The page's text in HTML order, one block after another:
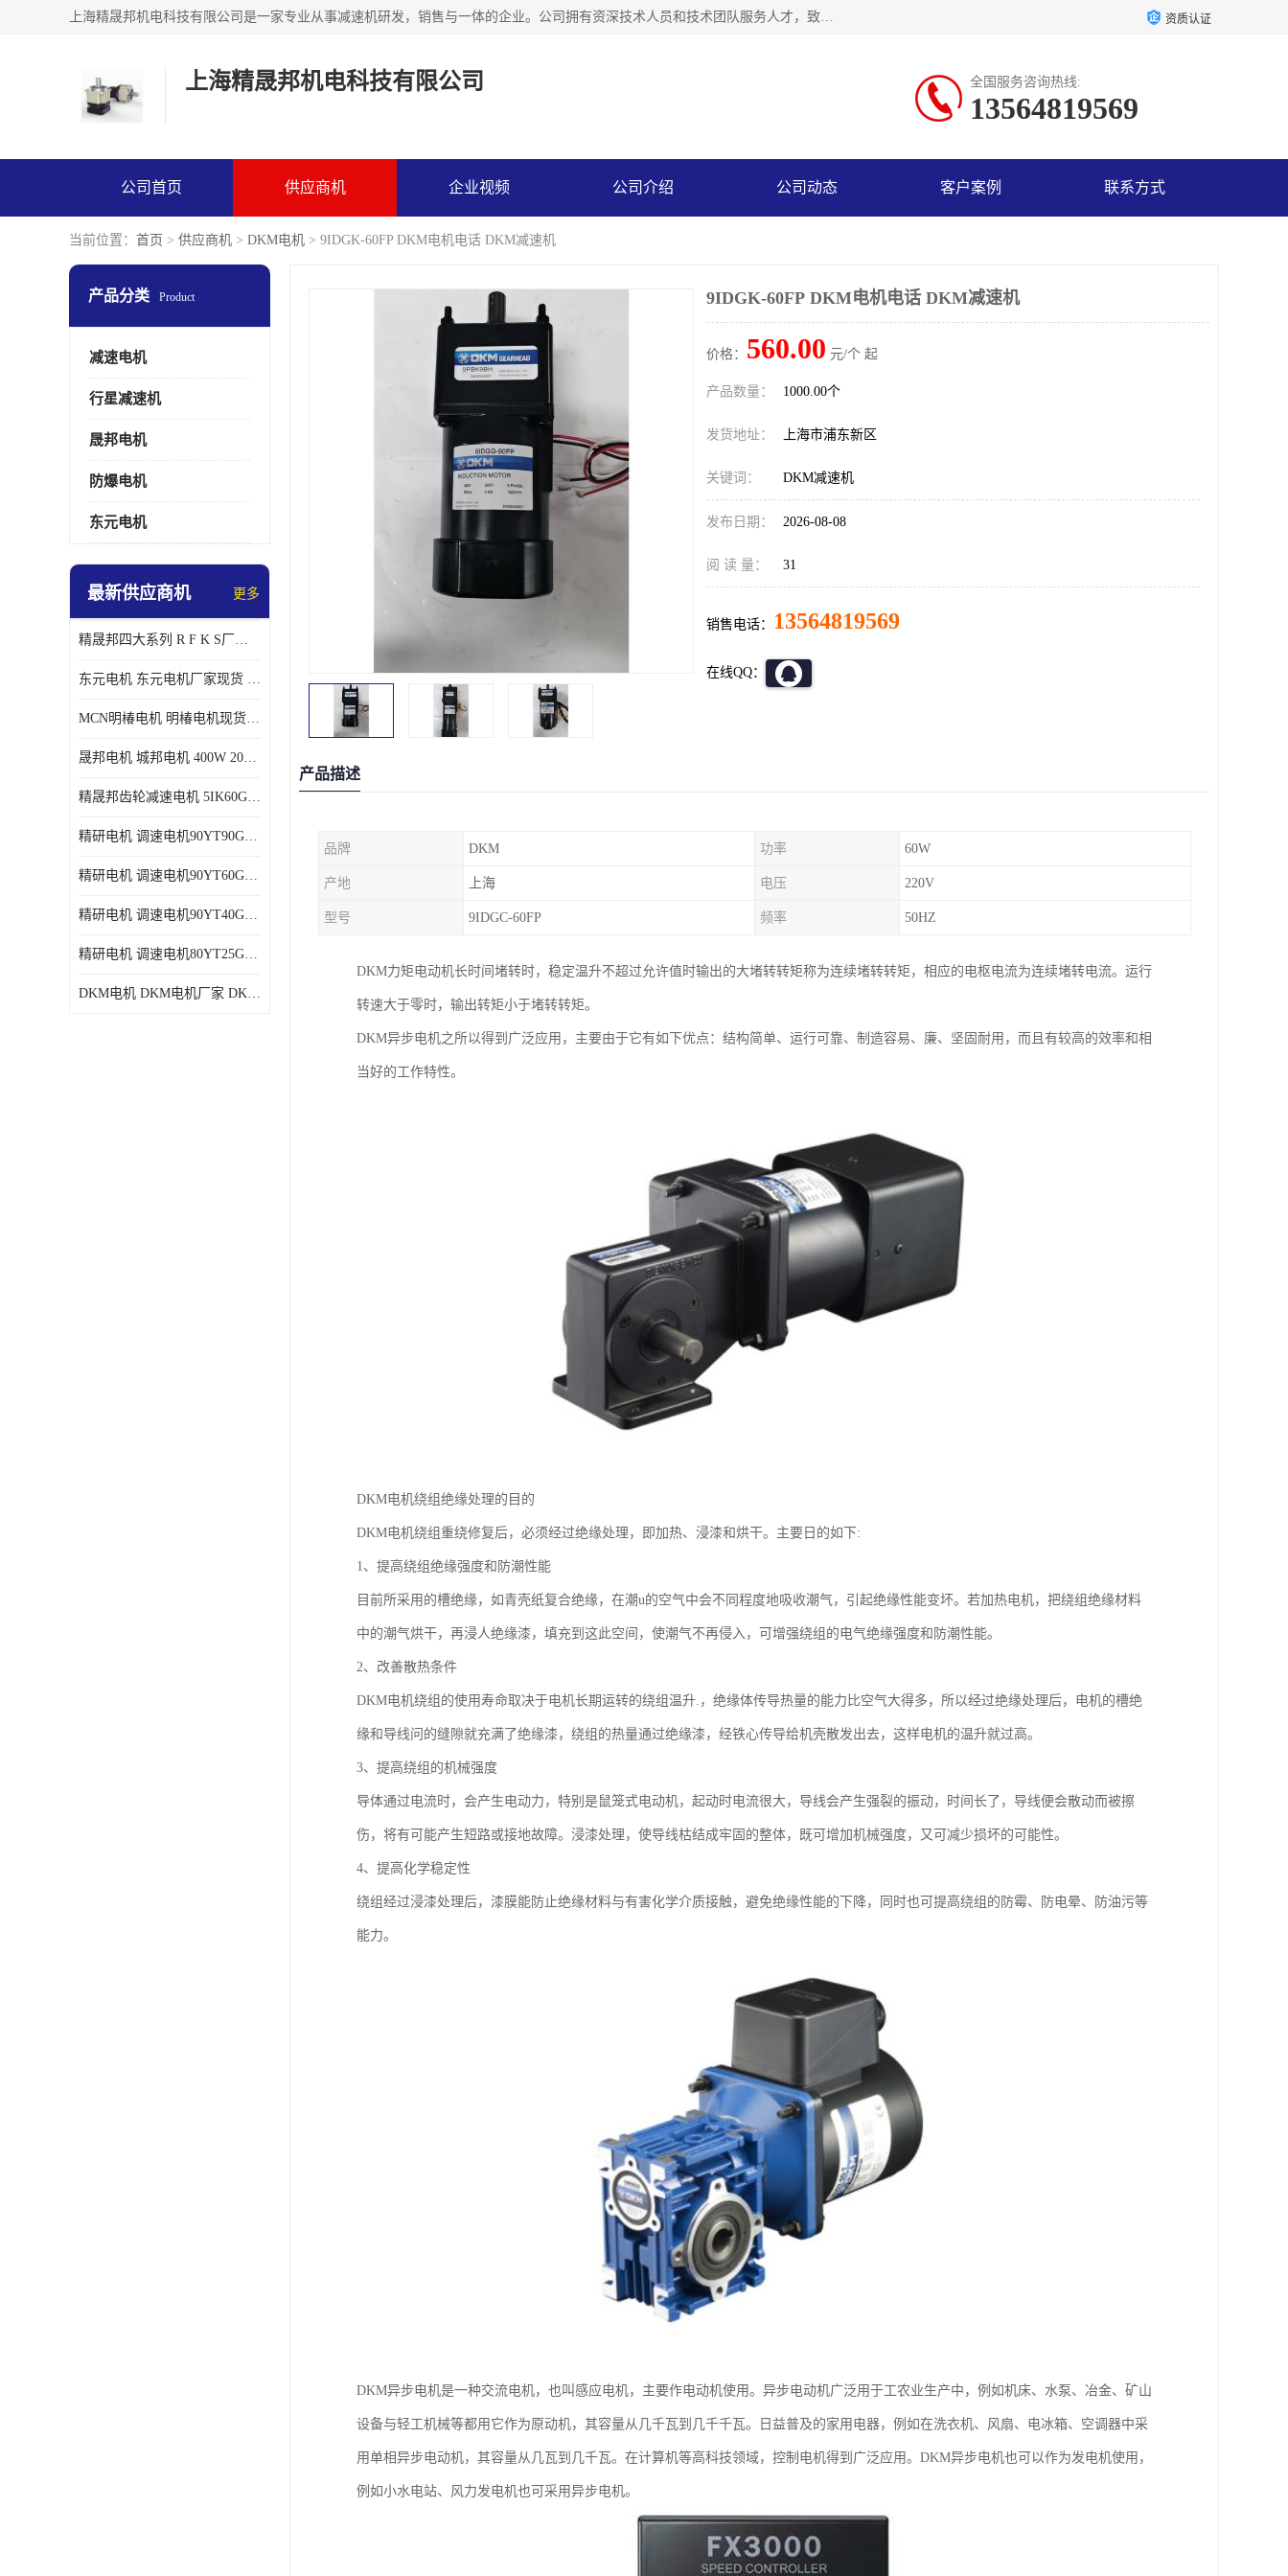
上海精晟邦机电科技有限公司是一家专业从事减速机研发，销售与一体的企业。公司拥有资深技术人员和技术团队服务人才，致力于为广大客户提供专业，细致的产品服务。主营产品有：中型减速电机，微型调速电机，精密行星减速机，蜗轮蜗杆减速机，RFKS四大系列减速机，SKM双曲面齿轮减速机，齿轮减速电机，行星减速机，防爆电机，变频器等系列；产品广泛用于汽车，船舶，能源，环保，包装，物流等领域，欢迎咨询。 资质认证
上海精晟邦机电科技有限公司 全国服务咨询热线:
13564819569
公司首页 供应商机 企业视频 公司介绍 公司动态 客户案例 联系方式
当前位置： 首页 > 供应商机 > DKM电机 > 9IDGK-60FP DKM电机电话 DKM减速机
产品分类 Product
减速电机
行星减速机
晟邦电机
防爆电机
东元电机
最新供应商机 更多
精晟邦四大系列 R F K S厂家现货 批发价格
东元电机 东元电机厂家现货 东元电机批发价格
MCN明椿电机 明椿电机现货 明椿电机批发价格
晟邦电机 城邦电机 400W 200W 库电机 德大库 臂电机
精晟邦齿轮减速电机 5IK60GU-CF/5IK60RGU-CF调速电机厂家现货批发价格
精研电机 调速电机90YT90GV22厂家现货批发价格
精研电机 调速电机90YT60GV22厂家现货批发价格
精研电机 调速电机90YT40GV22厂家现货批发价格
精研电机 调速电机80YT25GV22厂家现货批发价格
DKM电机 DKM电机厂家 DKM减速机现货批发价格
9IDGK-60FP DKM电机电话 DKM减速机
价格： 560.00 元/个 起
产品数量： 1000.00个
发货地址： 上海市浦东新区
关键词： DKM减速机
发布日期： 2026-08-08
阅 读 量： 31
销售电话： 13564819569
在线QQ：
产品描述
品牌 DKM 功率 60W
产地 上海 电压 220V
型号 9IDGC-60FP 频率 50HZ
DKM力矩电动机长时间堵转时，稳定温升不超过允许值时输出的大堵转转矩称为连续堵转转矩，相应的电枢电流为连续堵转电流。运行
转速大于零时，输出转矩小于堵转转矩。
DKM异步电机之所以得到广泛应用，主要由于它有如下优点：结构简单、运行可靠、制造容易、廉、坚固耐用，而且有较高的效率和相
当好的工作特性。
DKM电机绕组绝缘处理的目的
DKM电机绕组重绕修复后，必须经过绝缘处理，即加热、浸漆和烘干。主要日的如下:
1、提高绕组绝缘强度和防潮性能
目前所采用的槽绝缘，如青壳纸复合绝缘，在潮u的空气中会不同程度地吸收潮气，引起绝缘性能变坏。若加热电机，把绕组绝缘材料
中的潮气烘干，再浸人绝缘漆，填充到这此空间，使潮气不再侵入，可增强绕组的电气绝缘强度和防潮性能。
2、改善散热条件
DKM电机绕组的使用寿命取决于电机长期运转的绕组温升.，绝缘体传导热量的能力比空气大得多，所以经过绝缘处理后，电机的槽绝
缘和导线问的缝隙就充满了绝缘漆，绕组的热量通过绝缘漆，经铁心传导给机壳散发出去，这样电机的温升就过高。
3、提高绕组的机械强度
导体通过电流时，会产生电动力，特别是鼠笼式电动机，起动时电流很大，导线会产生强裂的振动，时间长了，导线便会散动而被擦
伤，将有可能产生短路或接地故障。浸漆处理，使导线枯结成牢固的整体，既可增加机械强度，又可减少损坏的可能性。
4、提高化学稳定性
绕组经过浸漆处理后，漆膜能防止绝缘材料与有害化学介质接触，避免绝缘性能的下降，同时也可提高绕组的防霉、防电晕、防油污等
能力。
DKM异步电机是一种交流电机，也叫感应电机，主要作电动机使用。异步电动机广泛用于工农业生产中，例如机床、水泵、冶金、矿山
设备与轻工机械等都用它作为原动机，其容量从几千瓦到几千千瓦。日益普及的家用电器，例如在洗衣机、风扇、电冰箱、空调器中采
用单相异步电动机，其容量从几瓦到几千瓦。在计算机等高科技领域，控制电机得到广泛应用。DKM异步电机也可以作为发电机使用，
例如小水电站、风力发电机也可采用异步电机。